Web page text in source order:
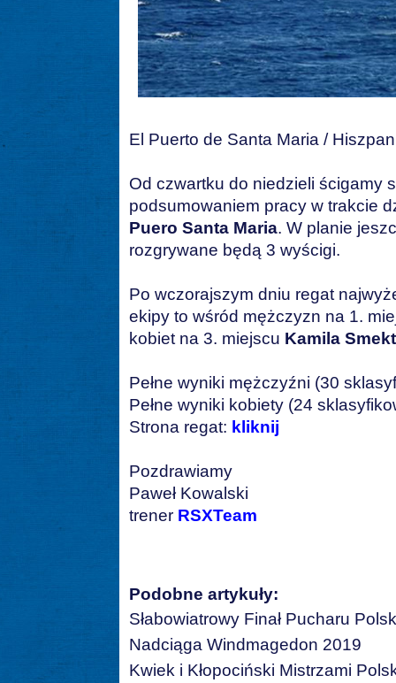
El Puerto de Santa Maria /
Od czwartku do niedzieli ścigamy
podsumowaniem pracy w trakcie
Puero Santa Maria. W planie
rozgrywane będą 3 wyścigi.
Po wczorajszym dniu regat
ekipy to wśród mężczyzn na 1.
kobiet na 3. miejscu Kamila
Pełne wyniki mężczyźni (30
Pełne wyniki kobiety (24
Strona regat: kliknij
Pozdrawiamy
Paweł Kowalski
trener RSXTeam
Podobne artykuły:
Słabowiatrowy Finał Pucharu
Nadciąga Windmagedon 2019
Kwiek i Kłopociński Mistrzami